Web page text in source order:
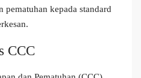
pematuhan kepada standard
CCC